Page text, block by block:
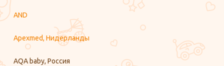
AND
Apexmed, Нидерланды
AQA baby, Россия